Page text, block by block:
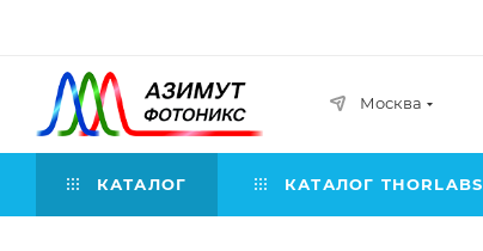
Москва
КАТАЛОГ КАТАЛОГ THORLABS